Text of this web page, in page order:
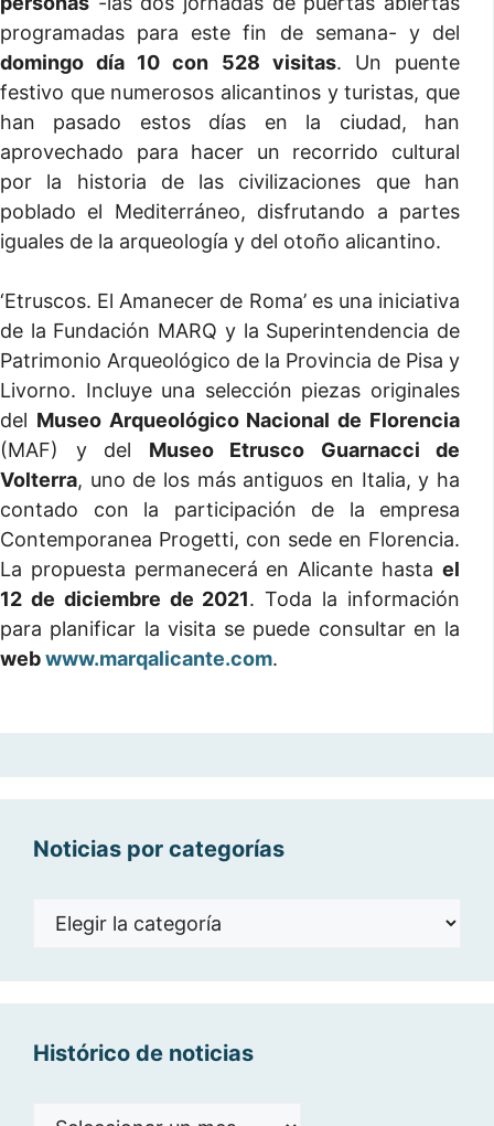
programadas para este fin de semana- y del
domingo día 10 con 528 visitas. Un puente
festivo que numerosos alicantinos y turistas, que
han pasado estos días en la ciudad, han
aprovechado para hacer un recorrido cultural
por la historia de las civilizaciones que han
poblado el Mediterráneo, disfrutando a partes
iguales de la arqueología y del otoño alicantino.
‘Etruscos. El Amanecer de Roma’ es una iniciativa
de la Fundación MARQ y la Superintendencia de
Patrimonio Arqueológico de la Provincia de Pisa y
Livorno. Incluye una selección piezas originales
del Museo Arqueológico Nacional de Florencia
(MAF) y del Museo Etrusco Guarnacci de
Volterra, uno de los más antiguos en Italia, y ha
contado con la participación de la empresa
Contemporanea Progetti, con sede en Florencia.
La propuesta permanecerá en Alicante hasta el
12 de diciembre de 2021. Toda la información
para planificar la visita se puede consultar en la
webwww.marqalicante.com.
Noticias por categorías
Noticias
Histórico de noticias
Histórico